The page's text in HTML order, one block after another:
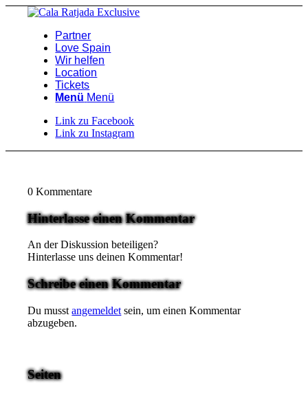
Partner
Love Spain
Wir helfen
Location
Tickets
Menü Menü
Link zu Facebook
Link zu Instagram
0 Kommentare
Hinterlasse einen Kommentar
An der Diskussion beteiligen?
Hinterlasse uns deinen Kommentar!
Schreibe einen Kommentar
Du musstangemeldet sein, um einen Kommentar
abzugeben.
Seiten